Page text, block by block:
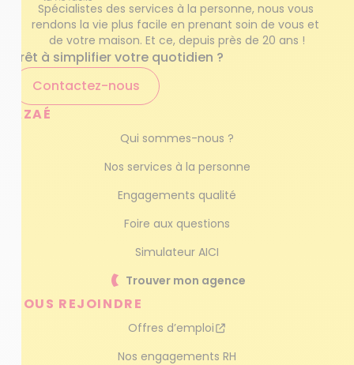
Spécialistes des services à la personne, nous vous
rendons la vie plus facile en prenant soin de vous et
de votre maison. Et ce, depuis près de 20 ans !
Prêt à simplifier votre quotidien ?
Contactez-nous
AZAÉ
Qui sommes-nous ?
Nos services à la personne
Engagements qualité
Foire aux questions
Simulateur AICI
Trouver mon agence
NOUS REJOINDRE
Offres d’emploi
Nos engagements RH